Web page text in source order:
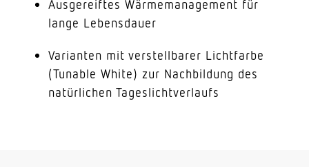
Ausgereiftes Wärmemanagement für
lange Lebensdauer
Varianten mit verstellbarer Lichtfarbe
(Tunable White) zur Nachbildung des
natürlichen Tageslichtverlaufs